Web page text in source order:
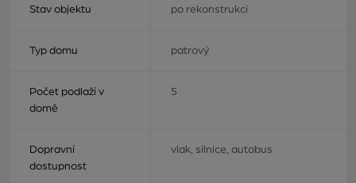
Stav objektu po rekonstrukci
Typ domu patrový
Počet podlaží v
domě
5
Dopravní
dostupnost
vlak, silnice, autobus